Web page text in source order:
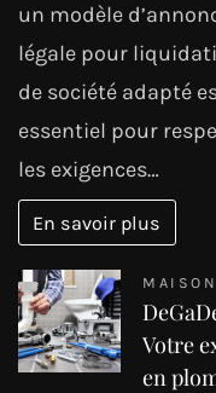
un modèle
légale pour
de société adapté
essentiel pour
les exigences…
En savoir plus
MAISON
Votre
en